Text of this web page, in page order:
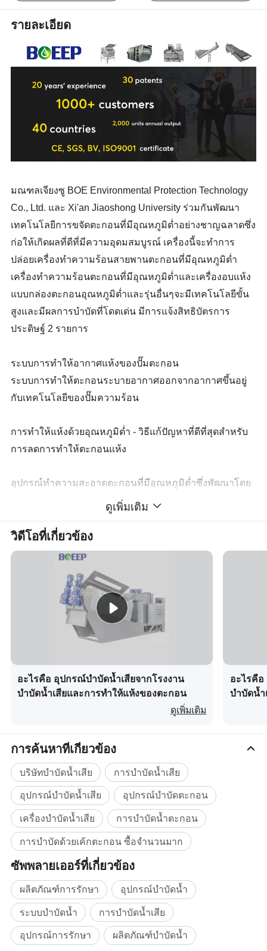
รายละเอียด
มณฑลเจียงซู BOE Environmental Protection Technology
Co., Ltd. และ Xi'an Jiaoshong University ร่วมกันพัฒนา
เทคโนโลยีการขจัดตะกอนที่มีอุณหภูมิต่ำอย่างชาญฉลาดซึ่ง
ก่อให้เกิดผลที่ดีที่มีความอุดมสมบูรณ์ เครื่องนี้จะทำการ
ปล่อยเครื่องทำความร้อนสายพานตะกอนที่มีอุณหภูมิต่ำ
เครื่องทำความร้อนตะกอนที่มีอุณหภูมิต่ำและเครื่องอบแห้ง
แบบกล่องตะกอนอุณหภูมิต่ำและรุ่นอื่นๆจะมีเทคโนโลยีขั้น
สูงและมีผลการบำบัดที่โดดเด่น มีการแจ้งสิทธิบัตรการ
ประดิษฐ์ 2 รายการ
ระบบการทำให้อากาศแห้งของปั๊มตะกอน
ระบบการทำให้ตะกอนระบายอากาศออกจากอากาศขึ้นอยู่
กับเทคโนโลยีของปั๊มความร้อน
การทำให้แห้งด้วยอุณหภูมิต่ำ - วิธีแก้ปัญหาที่ดีที่สุดสำหรับ
การลดการทำให้ตะกอนแห้ง
อุปกรณ์ทำความสะอาดตะกอนที่มีอุณหภูมิต่ำซึ่งพัฒนาโดย
ระบบป้องกันสิ่งแวดล้อม BOE สามารถทำให้สิ่งปฏิกูลแห้ง
ในการทำให้ตะกอนแห้งโดยมีความชื้น 10 เปอร์เซ็นต์ - 30
% การลดขนาดอาจสูงถึง 90 เปอร์เซ็นต์และการฆ่าเชื้อที่มี
ประสิทธิภาพจะสูงถึง 90 เปอร์เซ็นต์ การใช้พลังงานต่ำไม่มี
มลพิษใช้กันอย่างแพร่หลายในตะกอนชุมชนและตะกอนทาง
อุตสาหกรรม ( การพิมพ์และการย้อมกระดาษการทำ
กระดาษการชุบด้วยไฟฟ้าอุตสาหกรรมเคมีหนัง ร้านขายยา
ฯลฯ ) สำหรับการลดการแห้ง ตะกอนแห้งที่มีความชื้นร้อยละ
ผสมการทำปุ๋ยหมักหรือการสร้างวัตถุดิบและการกำจัด
ทรัพยากรที่ไม่เป็นอันตรายอื่นๆ
ดูเพิ่มเติม
วิดีโอที่เกี่ยวข้อง
อะไรคือ อุปกรณ์บำบัดน้ำเสียจากโรงงาน
บำบัดน้ำเสียและการทำให้แห้งของตะกอน
ดูเพิ่มเติม
อะไรคือ
บำบัดน้ำ
การค้นหาที่เกี่ยวข้อง
บริษัทบำบัดน้ำเสีย
การบำบัดน้ำเสีย
อุปกรณ์บำบัดน้ำเสีย
อุปกรณ์บำบัดตะกอน
เครื่องบำบัดน้ำเสีย
การบำบัดน้ำตะกอน
การบำบัดด้วยเค้กตะกอน ซื้อจำนวนมาก
ซัพพลายเออร์ที่เกี่ยวข้อง
ผลิตภัณฑ์การรักษา
อุปกรณ์บำบัดน้ำ
ระบบบำบัดน้ำ
การบำบัดน้ำเสีย
อุปกรณ์การรักษา
ผลิตภัณฑ์บำบัดน้ำ